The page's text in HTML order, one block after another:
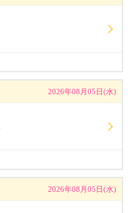
2026年08月05日(水)
2026年08月05日(水)